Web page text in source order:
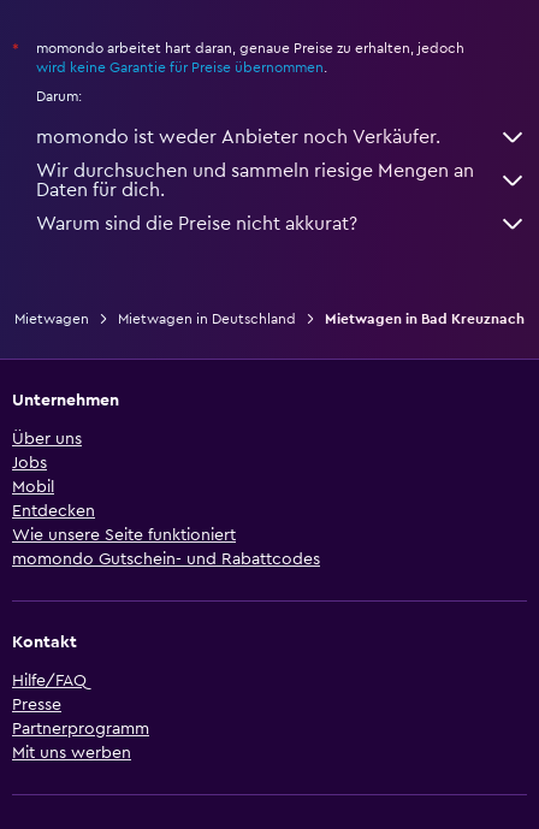
*
momondo arbeitet hart daran, genaue Preise zu erhalten, jedoch
wird keine Garantie für Preise übernommen
Darum:
momondo ist weder Anbieter noch Verkäufer.
Wir durchsuchen und sammeln riesige Mengen an
Daten für dich.
Warum sind die Preise nicht akkurat?
Mietwagen Mietwagen in Deutschland Mietwagen in Bad Kreuznach
Unternehmen
Über uns
Jobs
Mobil
Entdecken
Wie unsere Seite funktioniert
momondo Gutschein- und Rabattcodes
Kontakt
Hilfe/FAQ
Presse
Partnerprogramm
Mit uns werben